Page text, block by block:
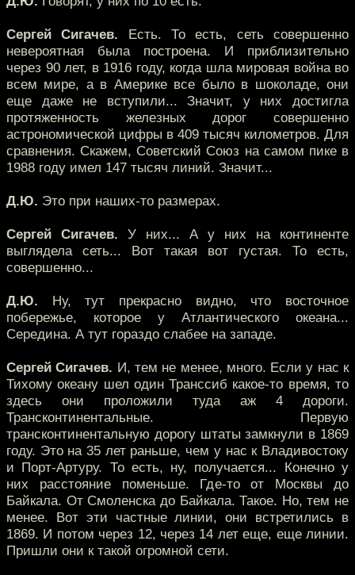
Сергей Сигачев. Есть. То есть, сеть совершенно
невероятная была построена. И приблизительно
через 90 лет, в 1916 году, когда шла мировая война во
всем мире, а в Америке все было в шоколаде, они
еще даже не вступили... Значит, у них достигла
протяженность железных дорог совершенно
астрономической цифры в 409 тысяч километров. Для
сравнения. Скажем, Советский Союз на самом пике в
1988 году имел 147 тысяч линий. Значит...
Д.Ю. Это при наших-то размерах.
Сергей Сигачев. У них... А у них на континенте
выглядела сеть... Вот такая вот густая. То есть,
совершенно...
Д.Ю. Ну, тут прекрасно видно, что восточное
побережье, которое у Атлантического океана...
Середина. А тут гораздо слабее на западе.
Сергей Сигачев. И, тем не менее, много. Если у нас к
Тихому океану шел один Транссиб какое-то время, то
здесь они проложили туда аж 4 дороги.
Трансконтинентальные. Первую
трансконтинентальную дорогу штаты замкнули в 1869
году. Это на 35 лет раньше, чем у нас к Владивостоку
и Порт-Артуру. То есть, ну, получается... Конечно у
них расстояние поменьше. Где-то от Москвы до
Байкала. От Смоленска до Байкала. Такое. Но, тем не
менее. Вот эти частные линии, они встретились в
1869. И потом через 12, через 14 лет еще, еще линии.
Пришли они к такой огромной сети.